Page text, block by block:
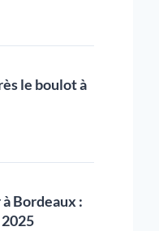
le boulot à
Bordeaux :